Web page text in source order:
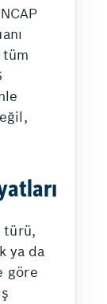
türü,
ya da
göre